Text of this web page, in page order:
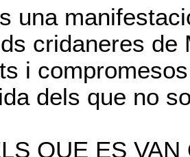
una
cridaneres de
i
dels que no
QUE ES